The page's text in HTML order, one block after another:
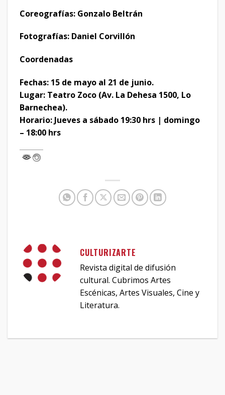
Coreografías: Gonzalo Beltrán
Fotografías: Daniel Corvillón
Coordenadas
Fechas: 15 de mayo al 21 de junio.
Lugar: Teatro Zoco (Av. La Dehesa 1500, Lo
Barnechea).
Horario: Jueves a sábado 19:30 hrs | domingo
– 18:00 hrs
CULTURIZARTE
Revista digital de difusión
cultural. Cubrimos Artes
Escénicas, Artes Visuales, Cine y
Literatura.